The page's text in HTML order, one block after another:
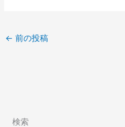
← 前の投稿
検索